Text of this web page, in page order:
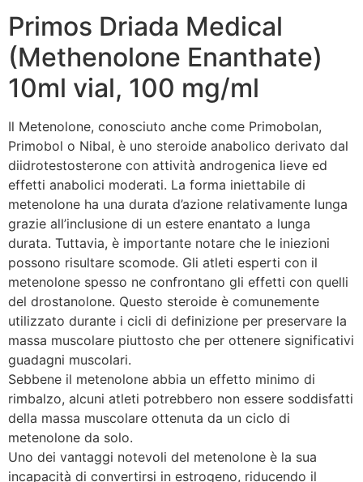
Primos Driada Medical
(Methenolone Enanthate)
10ml vial, 100 mg/ml
Il Metenolone, conosciuto anche come Primobolan,
Primobol o Nibal, è uno steroide anabolico derivato dal
diidrotestosterone con attività androgenica lieve ed
effetti anabolici moderati. La forma iniettabile di
metenolone ha una durata d’azione relativamente lunga
grazie all’inclusione di un estere enantato a lunga
durata. Tuttavia, è importante notare che le iniezioni
possono risultare scomode. Gli atleti esperti con il
metenolone spesso ne confrontano gli effetti con quelli
del drostanolone. Questo steroide è comunemente
utilizzato durante i cicli di definizione per preservare la
massa muscolare piuttosto che per ottenere significativi
guadagni muscolari.
Sebbene il metenolone abbia un effetto minimo di
rimbalzo, alcuni atleti potrebbero non essere soddisfatti
della massa muscolare ottenuta da un ciclo di
metenolone da solo.
Uno dei vantaggi notevoli del metenolone è la sua
incapacità di convertirsi in estrogeno, riducendo il